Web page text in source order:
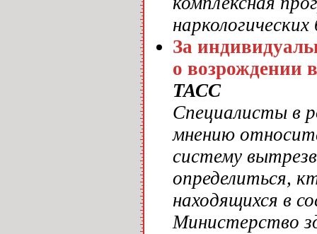
За
о возрождении
ТАСС
Специалисты в
мнению
систему
определиться,
находящихся в
Министерство